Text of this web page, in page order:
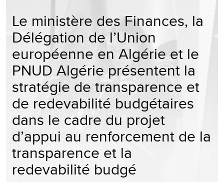
Le ministère des Finances, la
Délégation de l’Union
européenne en Algérie et le
PNUD Algérie présentent la
stratégie de transparence et
de redevabilité budgétaires
dans le cadre du projet
d’appui au renforcement de la
transparence et la
redevabilité budgé